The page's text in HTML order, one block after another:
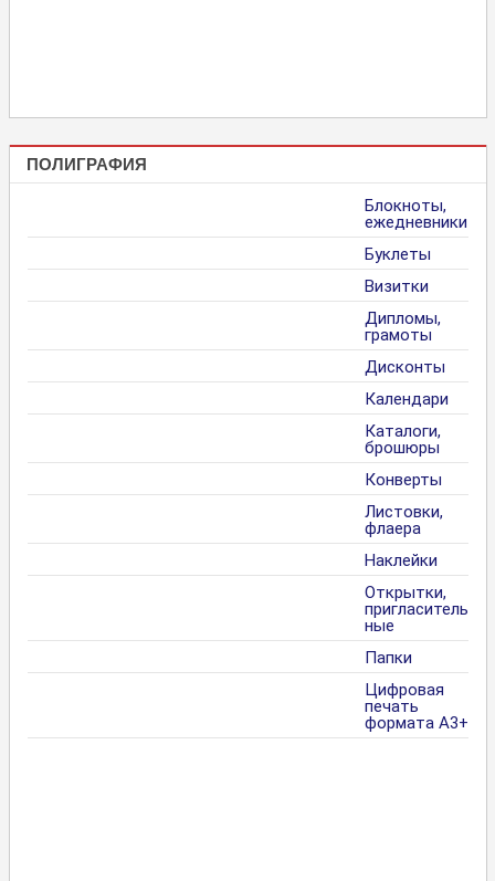
ПОЛИГРАФИЯ
Блокноты,
ежедневники
Буклеты
Визитки
Дипломы,
грамоты
Дисконты
Календари
Каталоги,
брошюры
Конверты
Листовки,
флаера
Наклейки
Открытки,
пригласитель
ные
Папки
Цифровая
печать
формата А3+